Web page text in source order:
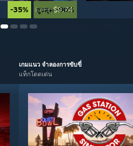
-35% $14.99$9.74
สูงสุด -90%
เกมแนว จำลองการขับขี่
แท็กโดดเด่น